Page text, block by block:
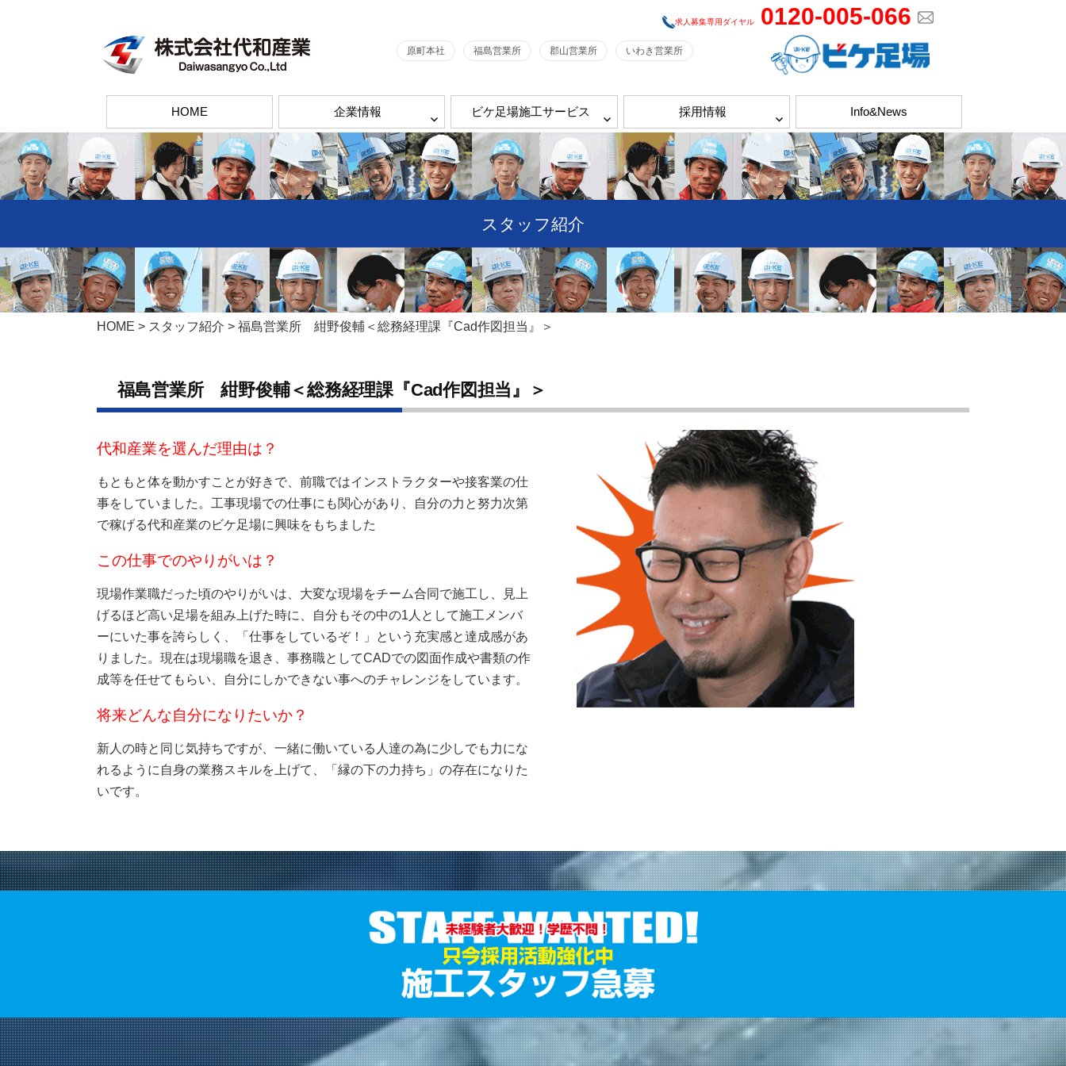
ス
キ
プ
求人募集専用ダイヤル 0120-005-066
原町本社 福島営業所 郡山営業所 いわき営業所
HOME 企業情報 ビケ足場施工サービス 採用情報 Info&News
スタッフ紹介
HOME > スタッフ紹介 > 福島営業所 紺野俊輔＜総務経理課『Cad作図担当』＞
福島営業所 紺野俊輔＜総務経理課『Cad作図担当』＞
代和産業を選んだ理由は？
もともと体を動かすことが好きで、前職ではインストラクターや接客業の仕
事をしていました。工事現場での仕事にも関心があり、自分の力と努力次第
で稼げる代和産業のビケ足場に興味をもちました
この仕事でのやりがいは？
現場作業職だった頃のやりがいは、大変な現場をチーム合同で施工し、見上
げるほど高い足場を組み上げた時に、自分もその中の1人として施工メンバ
ーにいた事を誇らしく、「仕事をしているぞ！」という充実感と達成感があ
りました。現在は現場職を退き、事務職としてCADでの図面作成や書類の作
成等を任せてもらい、自分にしかできない事へのチャレンジをしています。
将来どんな自分になりたいか？
新人の時と同じ気持ちですが、一緒に働いている人達の為に少しでも力にな
れるように自身の業務スキルを上げて、「縁の下の力持ち」の存在になりた
いです。